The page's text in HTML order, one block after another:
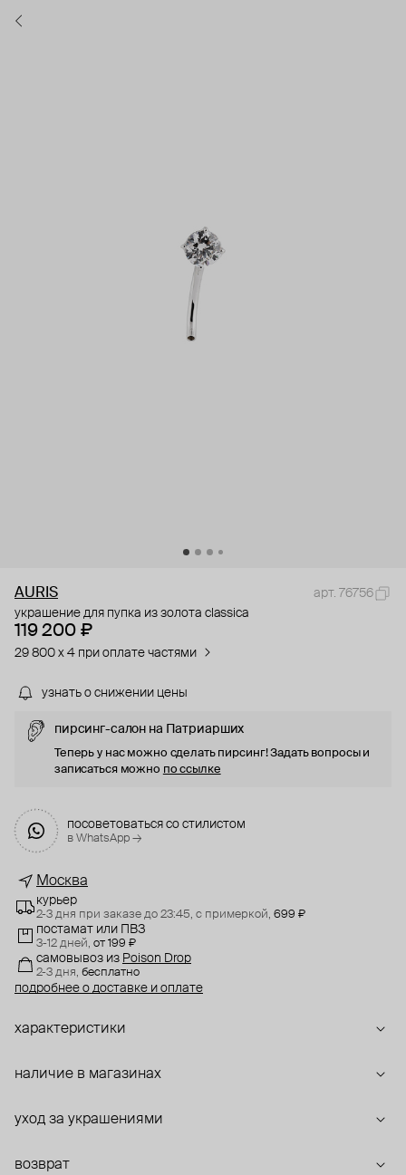
AURIS
арт. 76756
украшение для пупка из золота classica
119 200 ₽
29 800 x 4 при оплате частями
узнать о снижении цены
пирсинг-салон на Патриарших
Теперь у нас можно сделать пирсинг! Задать вопросы и
записаться можно по ссылке
посоветоваться со стилистом
в WhatsApp →
Москва
курьер
2-3 дня при заказе до 23:45, с примеркой, 699 ₽
постамат или ПВЗ
3-12 дней, от 199 ₽
самовывоз из Poison Drop
2-3 дня, бесплатно
подробнее о доставке и оплате
характеристики
наличие в магазинах
уход за украшениями
возврат